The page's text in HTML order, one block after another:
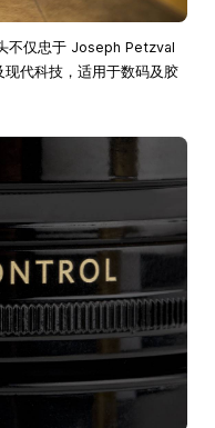
不仅忠于 Joseph Petzval
代科技，适用于数码及胶